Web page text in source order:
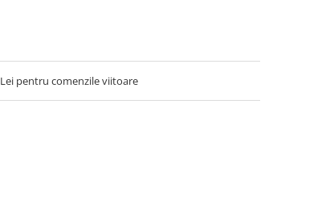
Lei pentru comenzile viitoare